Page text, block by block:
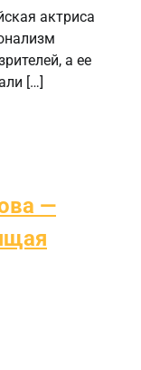
актриса
а ее
[…]
—